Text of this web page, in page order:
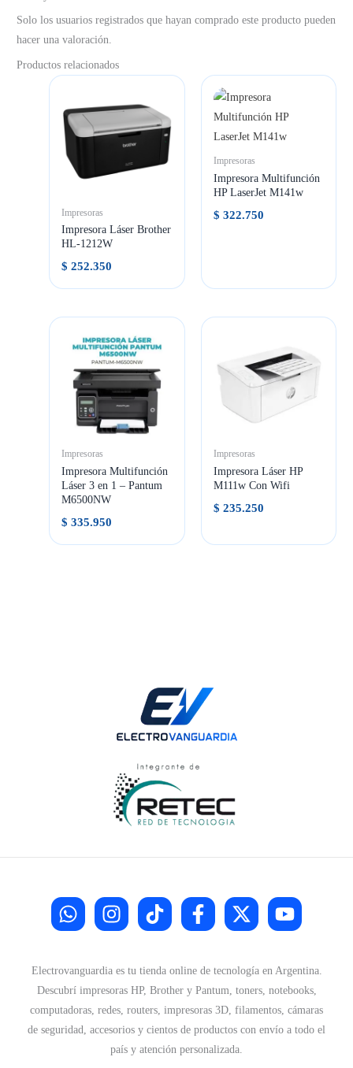
Solo los usuarios registrados que hayan comprado este producto pueden
hacer una valoración.
Productos relacionados
Impresoras
Impresora Láser Brother
HL-1212W
$ 252.350
Impresoras
Impresora Multifunción
HP LaserJet M141w
$ 322.750
Impresoras
Impresora Multifunción
Láser 3 en 1 – Pantum
M6500NW
$ 335.950
Impresoras
Impresora Láser HP
M111w Con Wifi
$ 235.250
Electrovanguardia es tu tienda online de tecnología en Argentina.
Descubrí impresoras HP, Brother y Pantum, toners, notebooks,
computadoras, redes, routers, impresoras 3D, filamentos, cámaras
de seguridad, accesorios y cientos de productos con envío a todo el
país y atención personalizada.